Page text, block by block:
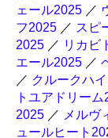
ェール2025 ／
フ2025 ／ スピ
2025 ／ リカビ
エール2025 ／
／ クルークハ
トユアドリー
2025 ／ メルヴ
ュールヒート